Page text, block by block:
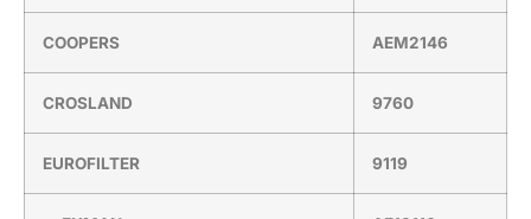
COOPERS AEM2146
CROSLAND 9760
EUROFILTER 9119